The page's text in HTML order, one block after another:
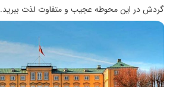
گردش در این محوطه عجیب و متفاوت لذت ببرید.